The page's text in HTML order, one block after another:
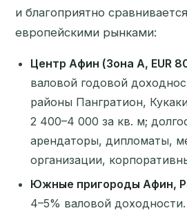
и благоприятно
европейскими рынками:
Центр Афин (Зона A, EUR
валовой годовой
районы Пангратион,
2 400–4 000 за кв. м;
арендаторы, дипломаты,
организации,
Южные пригороды Афин,
4–5% валовой